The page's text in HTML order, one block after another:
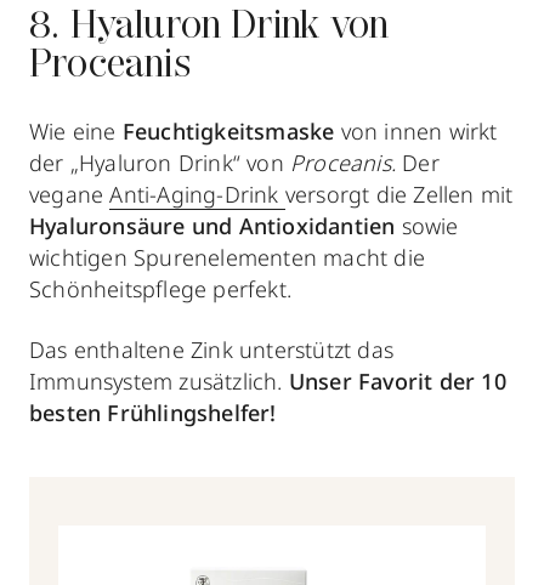
8. Hyaluron Drink von
Proceanis
Wie eine Feuchtigkeitsmaske von innen wirkt
der „Hyaluron Drink“ von Proceanis. Der
veganeAnti-Aging-Drink versorgt die Zellen mit
Hyaluronsäure und Antioxidantien sowie
wichtigen Spurenelementen macht die
Schönheitspflege perfekt.
Das enthaltene Zink unterstützt das
Immunsystem zusätzlich. Unser Favorit der 10
besten Frühlingshelfer!